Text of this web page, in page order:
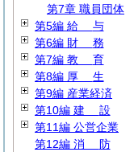
第7章 職員団体
第5編 給 与
第6編 財 務
第7編 教 育
第8編 厚 生
第9編 産業経済
第10編 建 設
第11編 公営企業
第12編 消 防